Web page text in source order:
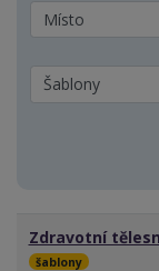
Místo
Šablony
Zdravotní
šablony